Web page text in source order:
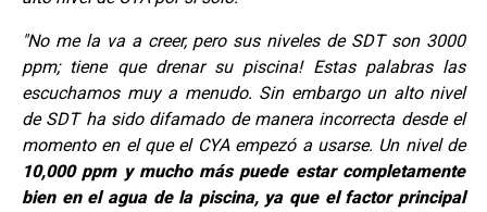
"No me la va a creer, pero sus niveles de SDT son 3000
ppm; tiene que drenar su piscina! Estas palabras las
escuchamos muy a menudo. Sin embargo un alto nivel
de SDT ha sido difamado de manera incorrecta desde el
momento en el que el CYA empezó a usarse. Un nivel de
10,000 ppm y mucho más puede estar completamente
bien en el agua de la piscina, ya que el factor principal